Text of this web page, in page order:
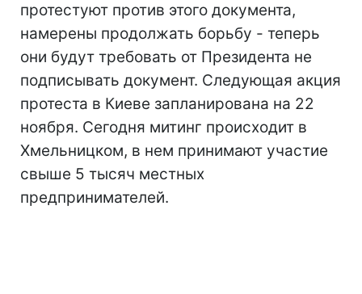
протестуют против этого документа,
намерены продолжать борьбу - теперь
они будут требовать от Президента не
подписывать документ. Следующая акция
протеста в Киеве запланирована на 22
ноября. Сегодня митинг происходит в
Хмельницком, в нем принимают участие
свыше 5 тысяч местных
предпринимателей.